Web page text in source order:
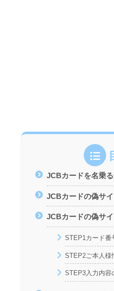
JCBカードを名乗
JCBカードの偽サ
JCBカードの偽サ
STEP1カード番
STEP2ご本人様
STEP3入力内容